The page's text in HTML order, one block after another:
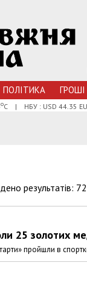
ПОЛІТИКА ГРОШI
оС | НБУ : USD 44.35
результатів: 72
25 золотих
пройшли в